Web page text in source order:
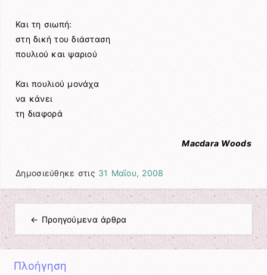
Και τη σιωπή:
στη δική του διάσταση
πουλιού και ψαριού
Και πουλιού μονάχα
να κάνει
τη διαφορά
Macdara Woods
Δημοσιεύθηκε στις 31 Μαΐου, 2008
Πλοήγηση άρθρων
← Προηγούμενα άρθρα
Πλοήγηση